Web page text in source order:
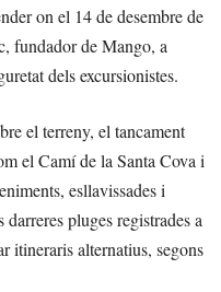
on el 14 de desembre de
fundador de Mango, a
dels excursionistes.
el terreny, el tancament
el Camí de la Santa Cova i
esllavissades i
pluges registrades a
itineraris alternatius, segons